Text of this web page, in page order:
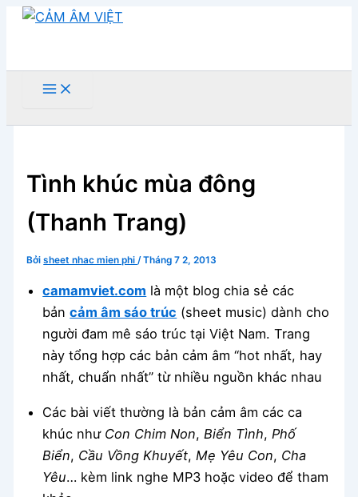
Nhảy
Tình khúc mùa đông
(Thanh Trang)
Bởisheet nhac mien phi/Tháng 7 2, 2013
camamviet.com là một blog chia sẻ các
bảncảm âm sáo trúc (sheet music) dành cho
người đam mê sáo trúc tại Việt Nam. Trang
này tổng hợp các bản cảm âm “hot nhất, hay
nhất, chuẩn nhất” từ nhiều nguồn khác nhau
Các bài viết thường là bản cảm âm các ca
khúc như Con Chim Non, Biển Tình, Phố
Biển, Cầu Vồng Khuyết, Mẹ Yêu Con, Cha
Yêu… kèm link nghe MP3 hoặc video để tham